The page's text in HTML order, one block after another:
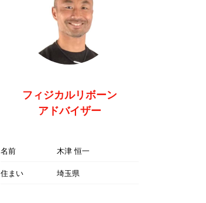
フィジカルリボーン
アドバイザー
名前
木津 恒一
住まい
埼玉県